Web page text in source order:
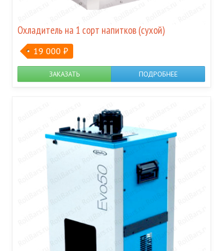
Охладитель на 1 сорт напитков (сухой)
19 000 ₽
ЗАКАЗАТЬ ПОДРОБНЕЕ